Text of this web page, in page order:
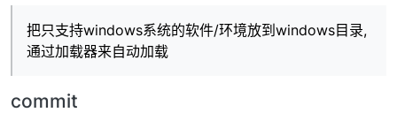
把只支持windows系统的软件/环境放到windows目录,
通过加载器来自动加载
commit